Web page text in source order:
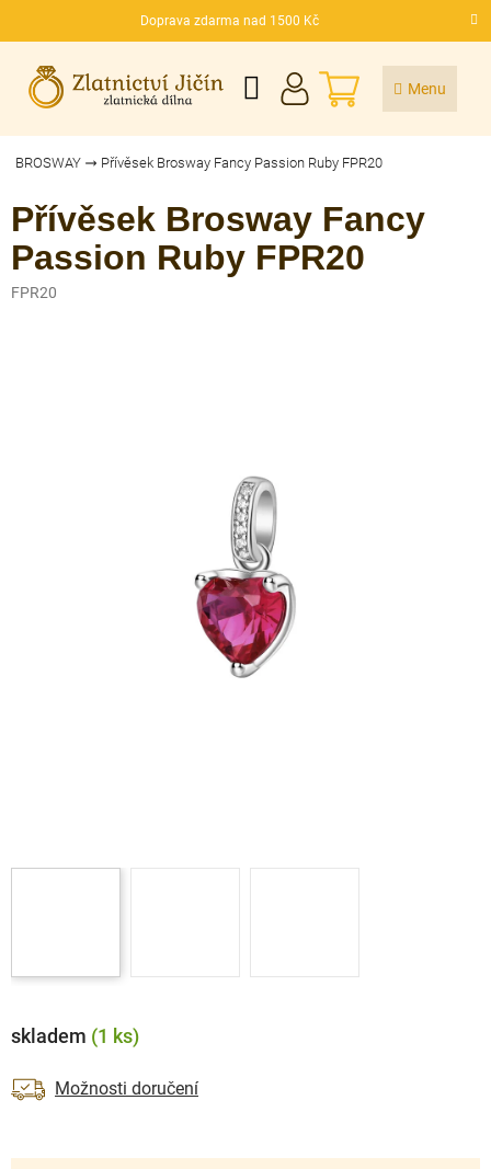
Doprava zdarma nad 1500 Kč
CZK
NÁKUPNÍ
KOŠÍK
BROSWAY Přívěsek Brosway Fancy Passion Ruby FPR20
Přívěsek Brosway Fancy
Passion Ruby FPR20
FPR20
skladem (1 ks)
Možnosti doručení